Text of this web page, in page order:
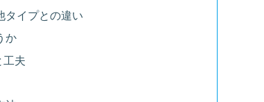
タイプとの違い
か
工夫